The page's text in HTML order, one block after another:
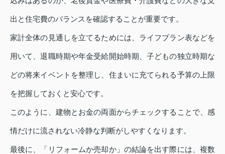
出と住宅費のバランスを確認することが重要です。
家計全体の見通しを立てるためには、ライフプラン表などを
用いて、退職時期や年金受給開始時期、子どもの独立時期な
どの将来イベントを整理し、住まいに充てられる予算の上限
を把握しておくと安心です。
このように、建物とお金の両面からチェックすることで、感
情だけに流されない冷静な判断がしやすくなります。
最後に、「リフォームか売却か」の結論を出す際には、複数